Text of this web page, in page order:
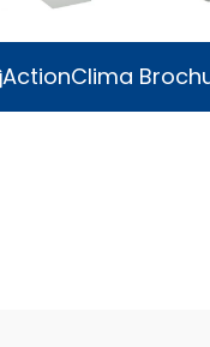
ActionClima